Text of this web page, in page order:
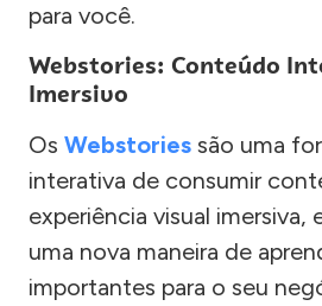
para você.
Webstories: Conteúdo
Imersivo
Os Webstories são uma
interativa de consumir
experiência visual imersiva,
uma nova maneira de
importantes para o seu